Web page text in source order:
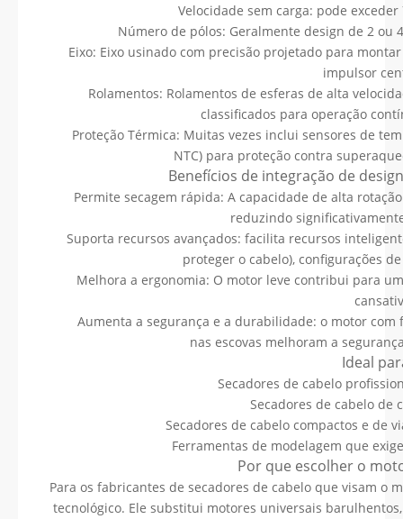
Velocidade sem carga: pode
Número de pólos: Geralmente design de 2 ou
Eixo: Eixo usinado com precisão projetado para
impulsor
Rolamentos: Rolamentos de esferas de alta
classificados para operação
Proteção Térmica: Muitas vezes inclui sensores de
NTC) para proteção contra
Benefícios de integração de
Permite secagem rápida: A capacidade de alta
reduzindo
Suporta recursos avançados: facilita recursos
proteger o cabelo), configurações
Melhora a ergonomia: O motor leve contribui para
Aumenta a segurança e a durabilidade: o motor
nas escovas melhoram a
Ideal
Secadores de cabelo
Secadores de cabelo de
Secadores de cabelo compactos e de
Ferramentas de modelagem que
Por que escolher o
Para os fabricantes de secadores de cabelo que visam o
tecnológico. Ele substitui motores universais